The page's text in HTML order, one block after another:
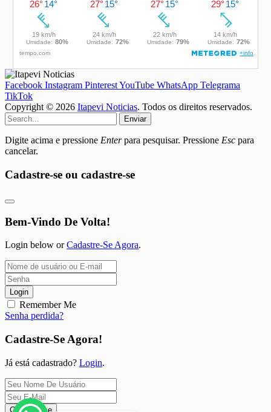
Facebook Instagram PinterestYouTube WhatsApp Telegrama
TikTok
Copyright © 2026 Itapevi Noticias. Todos os direitos reservados.
Enviar
Digite acima e pressione Enterpara pesquisar. Pressione Esc para
cancelar.
Cadastre-se ou cadastre-se
Bem-Vindo De Volta!
Login below orCadastre-Se Agora.
Login
Remember Me
Senha perdida?
Cadastre-Se Agora!
Já está cadastrado? Login.
Cadastre-se